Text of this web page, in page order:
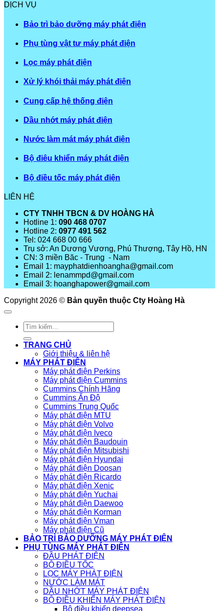
DỊCH VỤ
Bảo trì bảo dưỡng máy phát điện
Phụ tùng vật tư máy phát điện
Lọc máy phát điện
Xử lý khói thải máy phát điện
Cung cấp hệ thống điện
Dầu nhớt máy phát điện
Nước làm mát máy phát điện
Bộ điêu khiển máy phát điện
Bộ điều tốc máy phát điện
LIÊN HỆ
CTY TNHH TBCN & DV HOÀNG HÀ
Hotline 1: 090 468 0707
Hotline 2: 0977 491 562
Tel: 024 668 00 666
Trụ sở: An Dương Vương, Phú Thượng, Tây Hồ, HN
CN: 3 miền Băc - Trung - Nam
Email 1: mayphatdienhoangha@gmail.com
Email 2: lenammpd@gmail.com
Email 3: hoanghapower@gmail.com
Copyright 2026 © Bản quyền thuộc Cty Hoàng Hà
Tìm
kiếm:
TRANG CHỦ
Giới thiệu & liên hệ
MÁY PHÁT ĐIỆN
Máy phát điện Perkins
Máy phát điện Cummins
Cummins Chính Hãng
Cummins Ấn Độ
Cummins Trung Quốc
Máy phát điện MTU
Máy phát điện Volvo
Máy phát điện Iveco
Máy phát điện Baudouin
Máy phát điện Mitsubishi
Máy phát điện Hyundai
Máy phát điện Doosan
Máy phát điện Ricardo
Máy phát điện Xenic
Máy phát điện Yuchai
Máy phát điện Daewoo
Máy phát điện Korman
Máy phát điện Vman
Máy phát điện Cũ
BẢO TRÌ BẢO DƯỠNG MÁY PHÁT ĐIỆN
PHỤ TÙNG MÁY PHÁT ĐIỆN
ĐẦU PHÁT ĐIỆN
BỘ ĐIỀU TỐC
LỌC MÁY PHÁT ĐIỆN
NƯỚC LÀM MÁT
DẦU NHỚT MÁY PHÁT ĐIỆN
BỘ ĐIỀU KHIỂN MÁY PHÁT ĐIỆN
Bộ điều khiển deepsea